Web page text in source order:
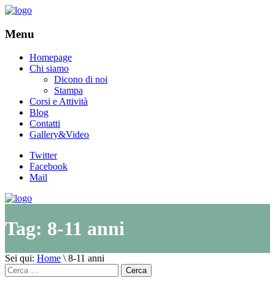
Menu
Homepage
Chi siamo
Dicono di noi
Stampa
Corsi e Attività
Blog
Contatti
Gallery&Video
Twitter
Facebook
Mail
Tag: 8-11 anni
Sei qui: Home \ 8-11 anni
Cerca
per: